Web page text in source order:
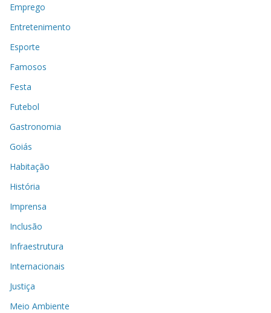
Emprego
Entretenimento
Esporte
Famosos
Festa
Futebol
Gastronomia
Goiás
Habitação
História
Imprensa
Inclusão
Infraestrutura
Internacionais
Justiça
Meio Ambiente